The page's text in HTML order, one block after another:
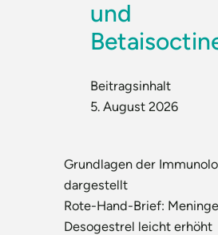
und
Beitragsinhalt
5. August 2026
Grundlagen der
dargestellt
Rote-Hand-Brief:
Desogestrel leicht erhöht